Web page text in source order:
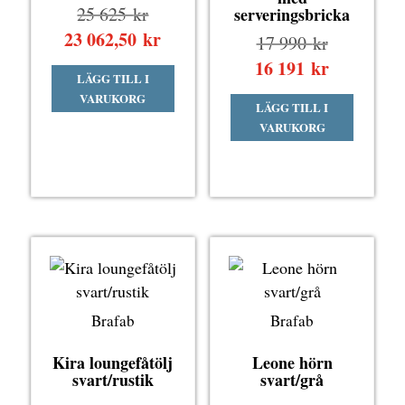
25 625krDet
ursprungliga
priset
var:
25
23 062,50krDet
nuvarande
är:
LÄGG TILL I
VARUKORG
serveringsbricka
17 990krDet
priset
var:
17
16 191 krDet
nuvarande
är:
LÄGG TILL I
VARUKORG
Brafab
Kira loungefåtölj
svart/rustik
Brafab
Leone hörn
svart/grå